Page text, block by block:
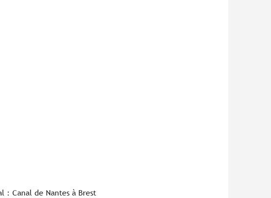
: Canal de Nantes à Brest